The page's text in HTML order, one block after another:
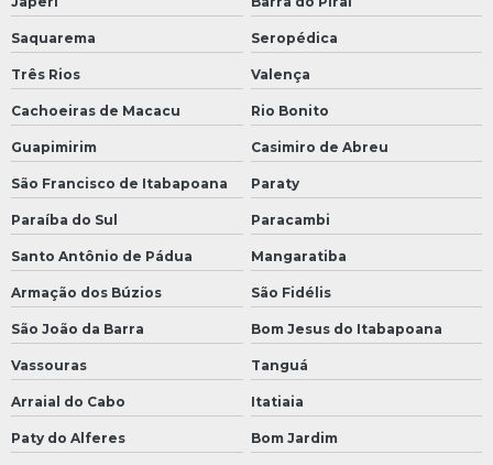
Saquarema Seropédica
Três Rios Valença
Cachoeiras de Macacu Rio Bonito
Guapimirim Casimiro de Abreu
São Francisco de Itabapoana Paraty
Paraíba do Sul Paracambi
Santo Antônio de Pádua Mangaratiba
Armação dos Búzios São Fidélis
São João da Barra Bom Jesus do Itabapoana
Vassouras Tanguá
Arraial do Cabo Itatiaia
Paty do Alferes Bom Jardim